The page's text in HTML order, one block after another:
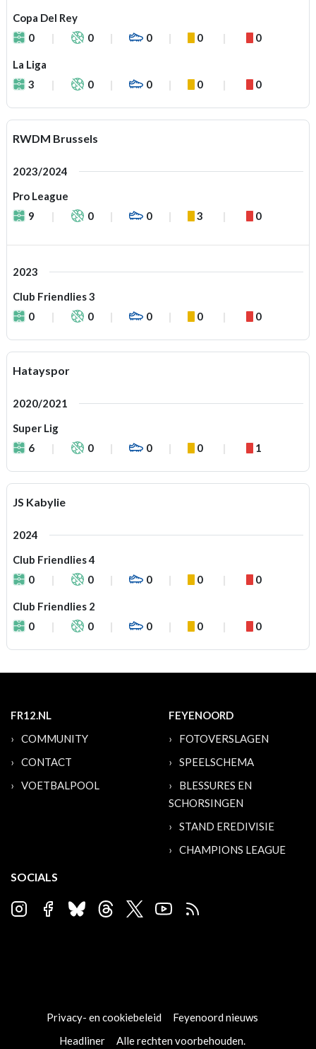
Copa Del Rey
0
0 0 0 0
La Liga
3
0 0 0 0
RWDM Brussels
2023/2024
Pro League
9
0 0 3 0
2023
Club Friendlies 3
0
0 0 0 0
Hatayspor
2020/2021
Super Lig
6
0 0 0 1
JS Kabylie
2024
Club Friendlies 4
0
0 0 0 0
Club Friendlies 2
0
0 0 0 0
FR12.NL
COMMUNITY
CONTACT
VOETBALPOOL
FEYENOORD
FOTOVERSLAGEN
SPEELSCHEMA
BLESSURES EN
SCHORSINGEN
STAND EREDIVISIE
CHAMPIONS LEAGUE
SOCIALS
Privacy- en cookiebeleid
Feyenoord nieuws
Headliner
Alle rechten voorbehouden.